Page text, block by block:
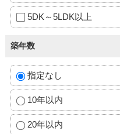
5DK～5LDK以上
築年数
指定なし
10年以内
20年以内